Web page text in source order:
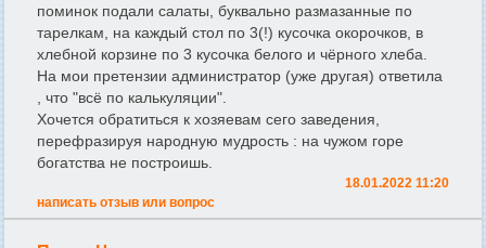
поминок подали салаты, буквально размазанные по
тарелкам, на каждый стол по 3(!) кусочка окорочков, в
хлебной корзине по 3 кусочка белого и чёрного хлеба.
На мои претензии администратор (уже другая) ответила
, что "всё по калькуляции".
Хочется обратиться к хозяевам сего заведения,
перефразируя народную мудрость : на чужом горе
богатства не построишь.
18.01.2022 11:20
написать отзыв или вопрос